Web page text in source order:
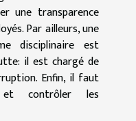
une transparence
Par ailleurs, une
disciplinaire est
il est chargé de
Enfin, il faut
et contrôler les